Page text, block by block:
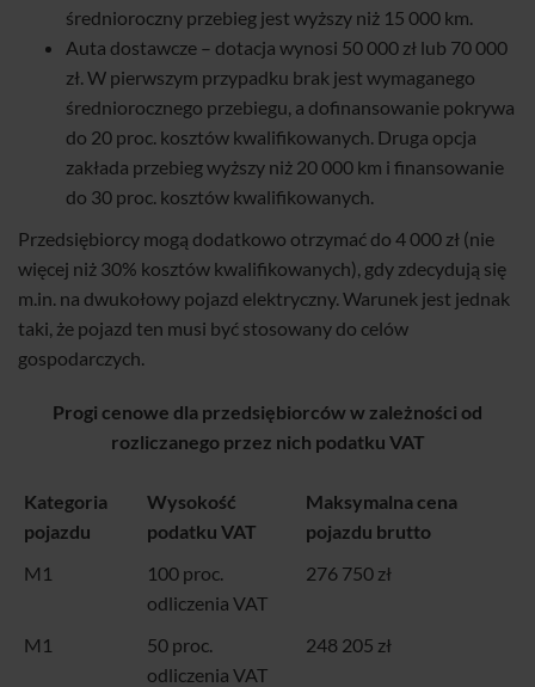
średnioroczny przebieg jest wyższy niż 15 000 km.
Auta dostawcze – dotacja wynosi 50 000 zł lub 70 000
zł. W pierwszym przypadku brak jest wymaganego
średniorocznego przebiegu, a dofinansowanie pokrywa
do 20 proc. kosztów kwalifikowanych. Druga opcja
zakłada przebieg wyższy niż 20 000 km i finansowanie
do 30 proc. kosztów kwalifikowanych.
Przedsiębiorcy mogą dodatkowo otrzymać do 4 000 zł (nie
więcej niż 30% kosztów kwalifikowanych), gdy zdecydują się
m.in. na dwukołowy pojazd elektryczny. Warunek jest jednak
taki, że pojazd ten musi być stosowany do celów
gospodarczych.
Progi cenowe dla przedsiębiorców w zależności od
rozliczanego przez nich podatku VAT
Kategoria
pojazdu
Wysokość
podatku VAT
Maksymalna cena
pojazdu brutto
M1
100 proc.
odliczenia VAT
276 750 zł
M1
50 proc.
odliczenia VAT
248 205 zł